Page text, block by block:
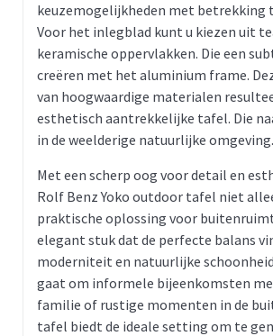
keuzemogelijkheden met betrekking
Voor het inlegblad kunt u kiezen uit
keramische oppervlakken. Die een
creëren met het aluminium frame.
van hoogwaardige materialen
esthetisch aantrekkelijke tafel. Die
in de weelderige natuurlijke omgeving.
Met een scherp oog voor detail en
Rolf Benz Yoko outdoor tafel niet
praktische oplossing voor
elegant stuk dat de perfecte balans
moderniteit en natuurlijke
gaat om informele bijeenkomsten
familie of rustige momenten in de
tafel biedt de ideale setting om te